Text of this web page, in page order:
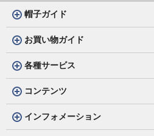
帽子ガイド
お買い物ガイド
各種サービス
コンテンツ
インフォメーション